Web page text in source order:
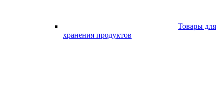
Товары для
хранения продуктов